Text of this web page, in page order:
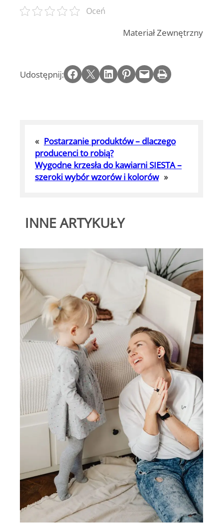
Oceń
Materiał Zewnętrzny
Udostępnij: Share on Facebook Email this Page Share on LinkedIn Share on Pinterest Email this Page Print this Page
« Postarzanie produktów – dlaczego
producenci to robią?
Wygodne krzesła do kawiarni SIESTA –
szeroki wybór wzorów i kolorów »
INNE ARTYKUŁY